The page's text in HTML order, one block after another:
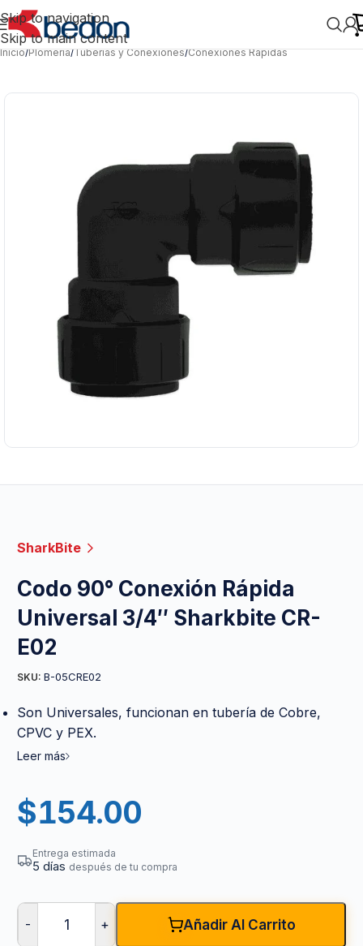
Skip to navigation
Skip to main content
Inicio/Plomería/Tuberías y Conexiones/Conexiones Rápidas
SharkBite
Codo 90° Conexión Rápida
Universal 3/4″ Sharkbite CR-
E02
SKU: B-05CRE02
Son Universales, funcionan en tubería de Cobre,
CPVC y PEX.
Leer más
$154.00
Entrega estimada
5 días después de tu compra
- + Añadir Al Carrito